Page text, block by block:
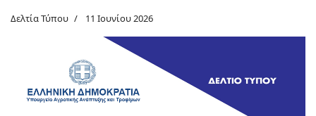
Δελτία Τύπου 11 Ιουνίου 2026